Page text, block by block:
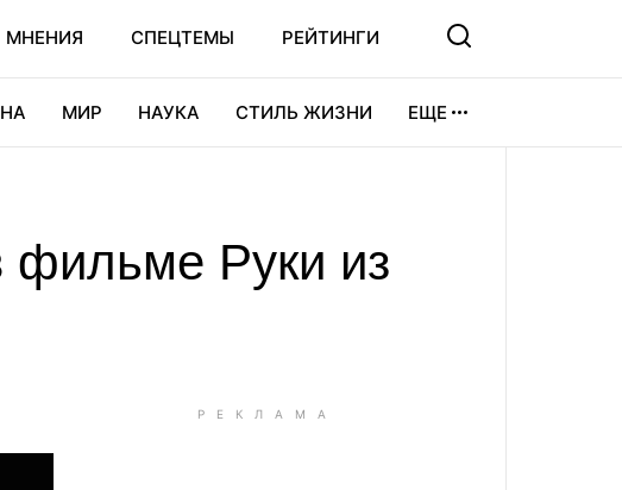
МНЕНИЯ СПЕЦТЕМЫ РЕЙТИНГИ
МИР НАУКА СТИЛЬ ЖИЗНИ ЕЩЕ
фильме Руки из